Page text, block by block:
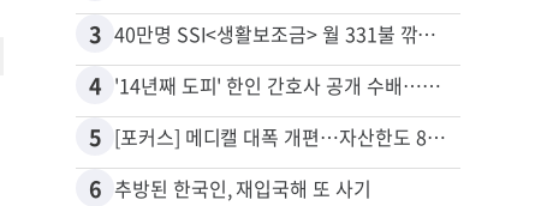
3 40만명 SSI<생활보조금> 월 331불 깎이나
4 '14년째 도피' 한인 간호사 공개 수배…메디케어 사기 유죄
5 [포커스] 메디캘 대폭 개편…자산한도 84% 축소
6 추방된 한국인, 재입국해 또 사기